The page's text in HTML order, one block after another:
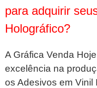
para adquirir
Holográfico?
A Gráfica Venda
excelência na
os Adesivos em Vinil